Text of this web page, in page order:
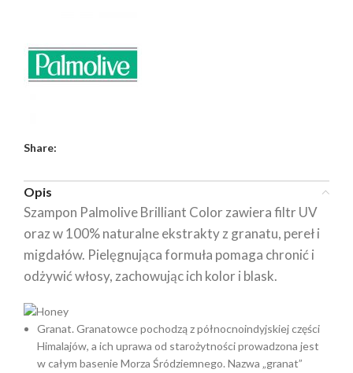
Share:
Opis
Szampon Palmolive Brilliant Color zawiera filtr UV
oraz w 100% naturalne ekstrakty z granatu, pereł i
migdałów. Pielęgnująca formuła pomaga chronić i
odżywić włosy, zachowując ich kolor i blask.
Granat.Granatowce pochodzą z północnoindyjskiej części
Himalajów, a ich uprawa od starożytności prowadzona jest
w całym basenie Morza Śródziemnego. Nazwa „granat”